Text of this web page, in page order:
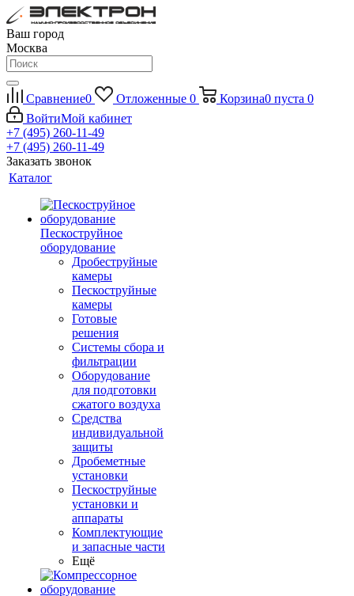
Ваш город
Москва
Сравнение0 Отложенные 0 Корзина0 пуста 0
ВойтиМой кабинет
+7 (495) 260-11-49
+7 (495) 260-11-49
Заказать звонок
Каталог
Пескоструйное
оборудование
Дробеструйные
камеры
Пескоструйные
камеры
Готовые
решения
Системы сбора и
фильтрации
Оборудование
для подготовки
сжатого воздуха
Средства
индивидуальной
защиты
Дробеметные
установки
Пескоструйные
установки и
аппараты
Комплектующие
и запасные части
Ещё